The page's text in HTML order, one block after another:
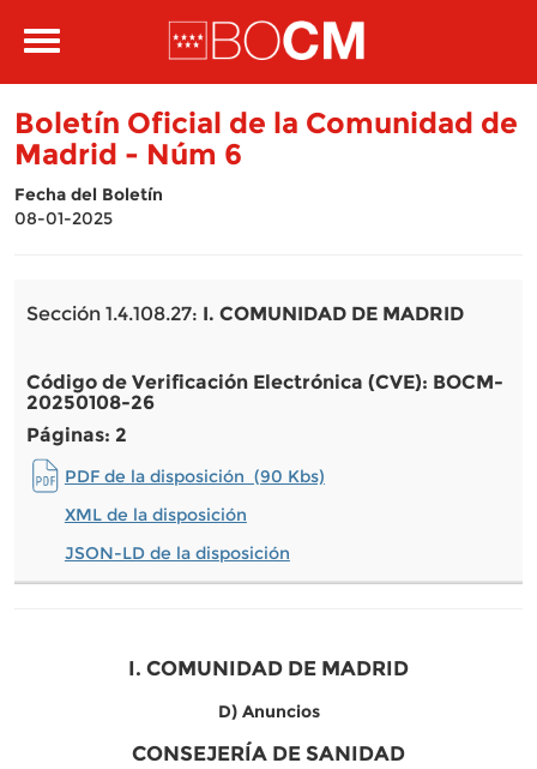
Toggle
Boletín Oficial de la Comunidad de
Madrid - Núm 6
Fecha del Boletín
08-01-2025
Sección 1.4.108.27: I. COMUNIDAD DE MADRID
Código de Verificación Electrónica (CVE): BOCM-
20250108-26
Páginas: 2
PDF de la disposición (90 Kbs)
XML de la disposición
JSON-LD de la disposición
I. COMUNIDAD DE MADRID
D) Anuncios
CONSEJERÍA DE SANIDAD